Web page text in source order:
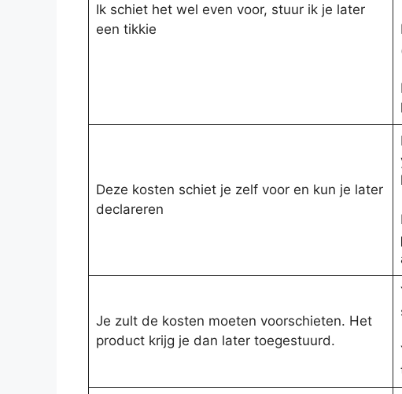
Ik schiet het wel even voor, stuur ik je later
een tikkie
Deze kosten schiet je zelf voor en kun je later
declareren
Je zult de kosten moeten voorschieten. Het
product krijg je dan later toegestuurd.